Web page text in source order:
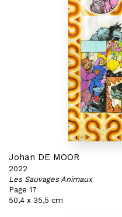
Johan DE MOOR
2022
Les Sauvages Animaux
Page 17
50,4 x 35,5 cm